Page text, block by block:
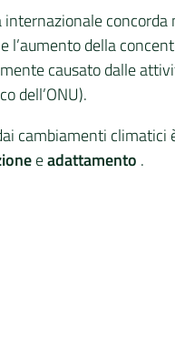
l’aumento della
causato dalle
dell’ONU).
cambiamenti climatici
eadattamento .